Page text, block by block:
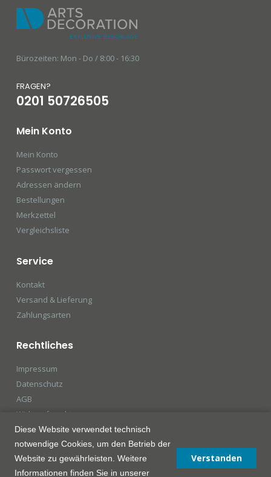
Bürozeiten: Mon - Do / 8:00 - 16:30
FRAGEN?
0201 50726505
Mein Konto
Mein Konto
Passwort vergessen
Adressen ändern
Bestellungen
Merkzettel
Vergleichsliste
Service
Kontakt
Versand & Lieferung
Zahlungsarten
Rechtliches
Impressum
Datenschutz
AGB
Widerrufsrecht
Diese Website verwendet technisch
notwendige Cookies, um den Betrieb der
Website zu gewährleisten. Weitere
Informationen finden Sie in unserer
Verstanden